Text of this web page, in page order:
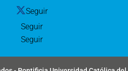
Seguir
Seguir
Seguir